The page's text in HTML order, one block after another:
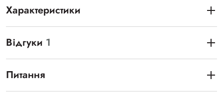
Характеристики
Відгуки 1
Питання